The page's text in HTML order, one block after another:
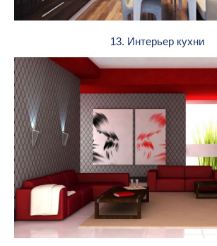
13. Интерьер кухни